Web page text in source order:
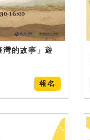
灣的故事」遊
報名